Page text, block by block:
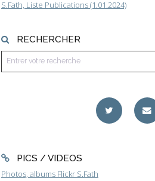
S.Fath, Liste Publications (1.01.2024)
RECHERCHER
PICS / VIDEOS
Photos, albums Flickr S.Fath